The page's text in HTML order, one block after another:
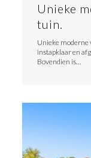
Unieke
tuin.
Unieke moderne
instapklaar en
Bovendien is…